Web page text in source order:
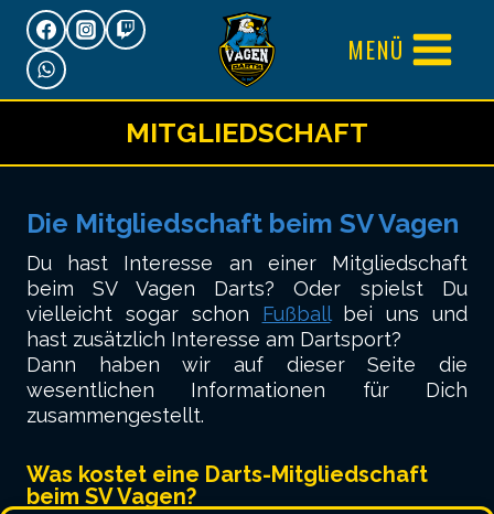
Zum
Inhalt
springen
MENÜ
MITGLIEDSCHAFT
Die Mitgliedschaft beim SV Vagen
Du hast Interesse an einer Mitgliedschaft
beim SV Vagen Darts? Oder spielst Du
vielleicht sogar schon Fußballbei uns und
hast zusätzlich Interesse am Dartsport?
Dann haben wir auf dieser Seite die
wesentlichen Informationen für Dich
zusammengestellt.
Was kostet eine Darts-Mitgliedschaft
beim SV Vagen?